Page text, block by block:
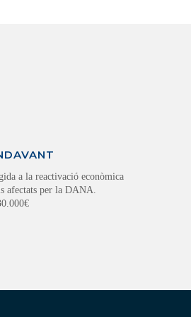
a la reactivació econòmica
afectats per la DANA.